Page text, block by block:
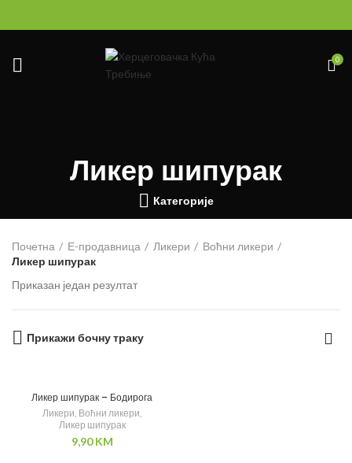
0
Ликер шипурак
Категорије
Почетна Е-продавница Ликери
Воћни ликери
Ликер шипурак
Приказан један резултат
Прикажи бочну траку
Ликер шипурак – Бодирога
Ликери, Воћни ликери,
Ликер шипурак
9,90KM